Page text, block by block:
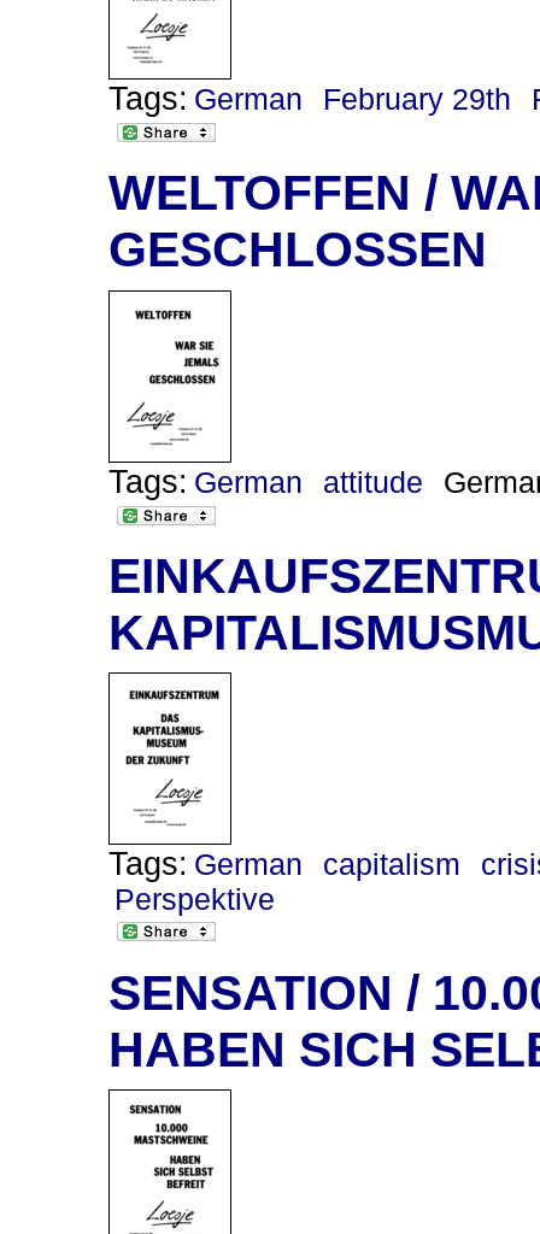
Tags: German February 29th
WELTOFFEN /
GESCHLOSSEN
Tags: German attitude
Tags: German capitalism
Perspektive
SENSATION /
HABEN SICH